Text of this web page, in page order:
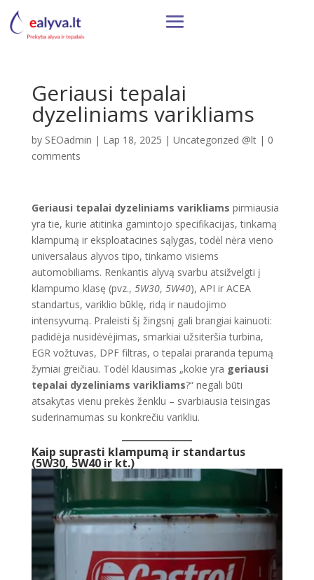
Geriausi tepalai
dyzeliniams varikliams
by SEOadmin | Lap 18, 2025 | Uncategorized @lt| 0
comments
Geriausi tepalai dyzeliniams varikliams pirmiausia
yra tie, kurie atitinka gamintojo specifikacijas, tinkamą
klampumą ir eksploatacines sąlygas, todėl nėra vieno
universalaus alyvos tipo, tinkamo visiems
automobiliams. Renkantis alyvą svarbu atsižvelgti į
klampumo klasę (pvz., 5W30, 5W40), API ir ACEA
standartus, variklio būklę, ridą ir naudojimo
intensyvumą. Praleisti šį žingsnį gali brangiai kainuoti:
padidėja nusidėvėjimas, smarkiai užsiteršia turbina,
EGR vožtuvas, DPF filtras, o tepalai praranda tepumą
žymiai greičiau. Todėl klausimas „kokie yra geriausi
tepalai dyzeliniams varikliams?“ negali būti
atsakytas vienu prekės ženklu – svarbiausia teisingas
suderinamumas su konkrečiu varikliu.
Kaip suprasti klampumą ir standartus
(5W30, 5W40 ir kt.)